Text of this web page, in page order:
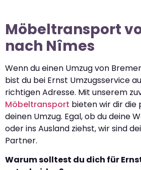
Möbeltransport
nach Nîmes
Wenn du einen Umzug von
bist du bei Ernst Umzugsservice
richtigen Adresse. Mit unserem
Möbeltransport bieten wir dir die
deinen Umzug. Egal, ob du deine
oder ins Ausland ziehst, wir sind
Partner.
Warum solltest du dich für